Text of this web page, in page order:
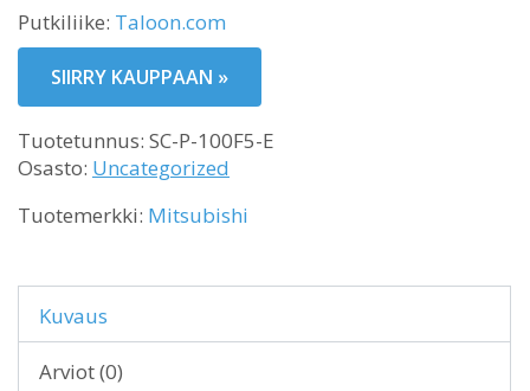
Putkiliike: Taloon.com
SIIRRY KAUPPAAN »
Tuotetunnus: SC-P-100F5-E
Osasto: Uncategorized
Tuotemerkki: Mitsubishi
Kuvaus
Arviot (0)